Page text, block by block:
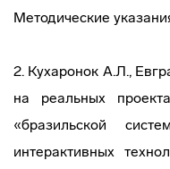
Методические
2. Кухаронок А.Л.,
на реальных
«бразильской
интерактивных